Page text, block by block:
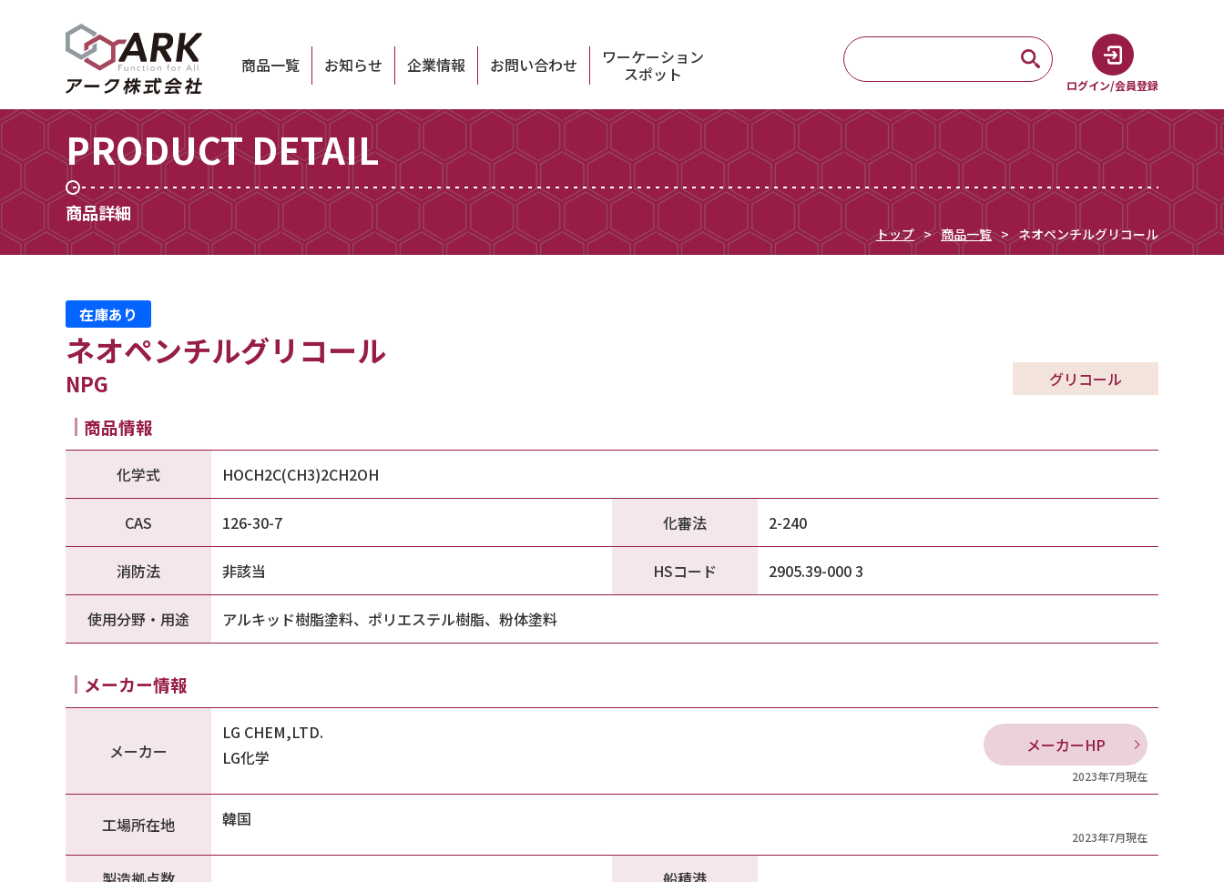
商品一覧 お知らせ 企業情報 お問い合わせ ワーケーション
スポット
ログイン/会員登録
PRODUCT DETAIL
商品詳細
トップ 商品一覧 ネオペンチルグリコール
在庫あり
ネオペンチルグリコール
NPG グリコール
商品情報
化学式 HOCH2C(CH3)2CH2OH
CAS 126-30-7 化審法 2-240
消防法 非該当 HSコード 2905.39-000 3
使用分野・用途 アルキッド樹脂塗料、ポリエステル樹脂、粉体塗料
メーカー情報
メーカー
LG CHEM,LTD.
LG化学
メーカーHP
2023年7月現在
工場所在地 韓国
2023年7月現在